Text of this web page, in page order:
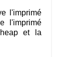
l'imprimé
l'imprimé
et la